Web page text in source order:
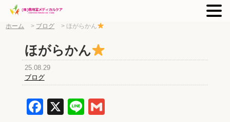
ホーム > ブログ > ほがらかん
ほがらかん
25.08.29
ブログ
Facebook
X Line